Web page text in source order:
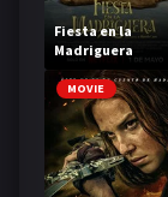
Fiesta en la
Madriguera
MOVIE